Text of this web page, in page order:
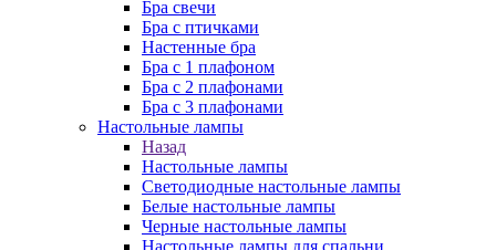
Бра свечи
Бра с птичками
Настенные бра
Бра с 1 плафоном
Бра с 2 плафонами
Бра с 3 плафонами
Настольные лампы
Назад
Настольные лампы
Светодиодные настольные лампы
Белые настольные лампы
Черные настольные лампы
Настольные лампы для спальни